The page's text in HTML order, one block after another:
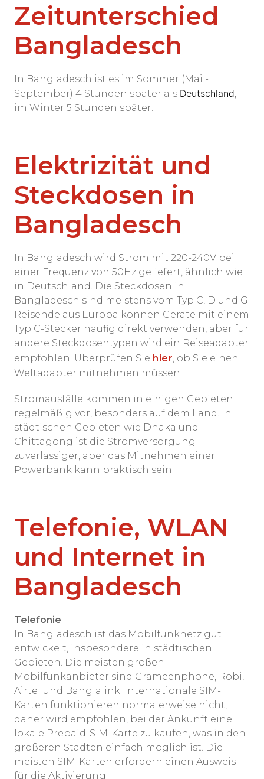
Zeitunterschied
Bangladesch
In Bangladesch ist es im Sommer (Mai -
September) 4 Stunden später als Deutschland,
im Winter 5 Stunden später.
Elektrizität und
Steckdosen in
Bangladesch
In Bangladesch wird Strom mit 220-240V bei
einer Frequenz von 50Hz geliefert, ähnlich wie
in Deutschland. Die Steckdosen in
Bangladesch sind meistens vom Typ C, D und G.
Reisende aus Europa können Geräte mit einem
Typ C-Stecker häufig direkt verwenden, aber für
andere Steckdosentypen wird ein Reiseadapter
empfohlen. Überprüfen Sie hier, ob Sie einen
Weltadapter mitnehmen müssen.
Stromausfälle kommen in einigen Gebieten
regelmäßig vor, besonders auf dem Land. In
städtischen Gebieten wie Dhaka und
Chittagong ist die Stromversorgung
zuverlässiger, aber das Mitnehmen einer
Powerbank kann praktisch sein
Telefonie, WLAN
und Internet in
Bangladesch
Telefonie
In Bangladesch ist das Mobilfunknetz gut
entwickelt, insbesondere in städtischen
Gebieten. Die meisten großen
Mobilfunkanbieter sind Grameenphone, Robi,
Airtel und Banglalink. Internationale SIM-
Karten funktionieren normalerweise nicht,
daher wird empfohlen, bei der Ankunft eine
lokale Prepaid-SIM-Karte zu kaufen, was in den
größeren Städten einfach möglich ist. Die
meisten SIM-Karten erfordern einen Ausweis
für die Aktivierung.